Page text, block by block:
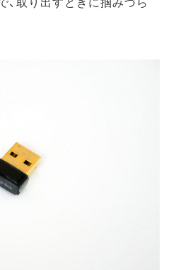
、取り出すときに掴みづら